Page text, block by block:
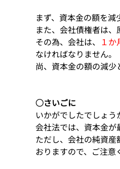
まず、資本金の額を
また、会社債権者は、
その為、会社は、 １か
なければなりません。
尚、資本金の額の減少
○さいごに
いかがでしたでしょう
会社法では、資本金が
ただし、会社の純資
おりますので、ご注意